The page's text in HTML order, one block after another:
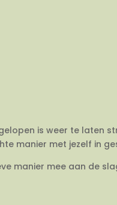
is weer te laten
manier met jezelf in
manier mee aan de